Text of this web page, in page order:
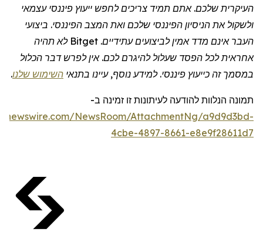
העיקרית שלכם. אתם תמיד צריכים לחפש ייעוץ פיננסי עצמאי
ולשקול את הניסיון הפיננסי שלכם ואת המצב הפיננסי. ביצועי
העבר אינם מדד אמין לביצועים עתידיים. Bitget לא תהיה
אחראית לכל הפסד שעלול להיגרם לכם. אין לפרש דבר הכלול
במסמך זה כייעוץ פיננסי. למידע נוסף, עיינו בתנאי השימוש שלנו.
תמונה הנלוות להודעה לעיתונות זו זמינה ב-
NewsRoom/AttachmentNg/a9d9d3bd-
4cbe-4897-8661-e8e9f28611d7